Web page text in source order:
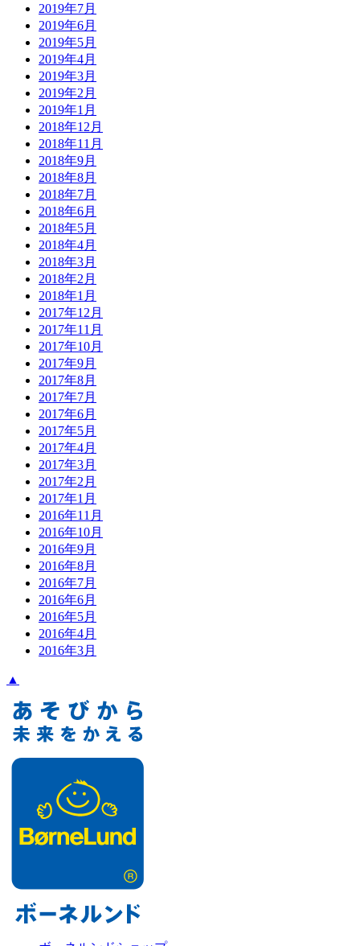
2019年7月
2019年6月
2019年5月
2019年4月
2019年3月
2019年2月
2019年1月
2018年12月
2018年11月
2018年9月
2018年8月
2018年7月
2018年6月
2018年5月
2018年4月
2018年3月
2018年2月
2018年1月
2017年12月
2017年11月
2017年10月
2017年9月
2017年8月
2017年7月
2017年6月
2017年5月
2017年4月
2017年3月
2017年2月
2017年1月
2016年11月
2016年10月
2016年9月
2016年8月
2016年7月
2016年6月
2016年5月
2016年4月
2016年3月
▲